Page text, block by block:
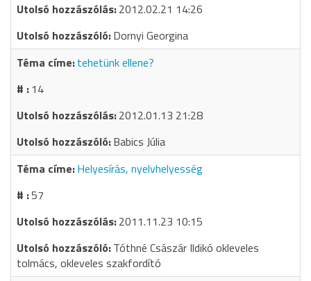
2012.02.21 14:26
Dornyi Georgina
tehetünk ellene?
14
2012.01.13 21:28
Babics Júlia
Helyesírás, nyelvhelyesség
57
2011.11.23 10:15
Tóthné Császár Ildikó okleveles
tolmács, okleveles szakfordító